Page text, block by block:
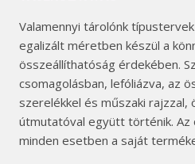
Valamennyi tárolónk
egalizált méretben készül a
összeállíthatóság érdekében.
csomagolásban, lefóliázva, az
szerelékkel és műszaki rajzzal,
útmutatóval együtt történik. Az
minden esetben a saját